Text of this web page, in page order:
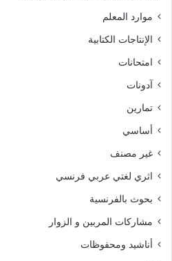
موارد المعلم
الإنتاجات الكتابية
امتحانات
آدونات
تمارين
أساسي
غير مصنف
اثري لغتي عربي فرنسي
بحوث بالفرنسية
مشاركات المربين و الزوار
أناشيد ومحفوظات